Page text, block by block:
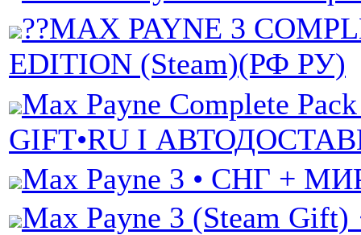
??MAX PAYNE 3
EDITION (Steam)(РФ РУ)
Max Payne Complete
GIFT•RU I
Max Payne 3 • СНГ +
Max Payne 3 (Steam Gift)